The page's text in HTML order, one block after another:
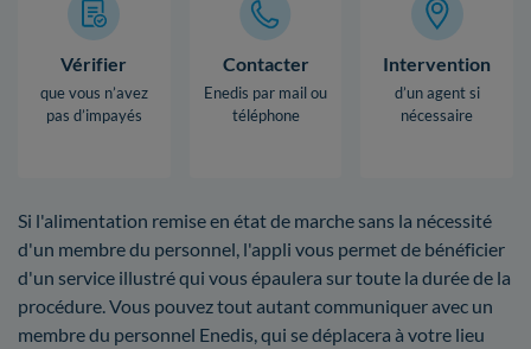
Vérifier
que vous n’avez
pas d’impayés
Contacter
Enedis par mail ou
téléphone
Intervention
d’un agent si
nécessaire
Si l'alimentation remise en état de marche sans la nécessité
d'un membre du personnel, l'appli vous permet de bénéficier
d'un service illustré qui vous épaulera sur toute la durée de la
procédure. Vous pouvez tout autant communiquer avec un
membre du personnel Enedis, qui se déplacera à votre lieu